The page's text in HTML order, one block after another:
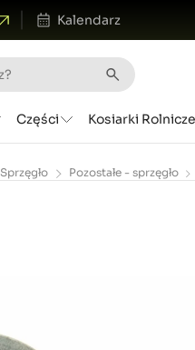
Kalendarz
Części Kosiarki Rolnicze
Sprzęgło Pozostałe - sprzęgło